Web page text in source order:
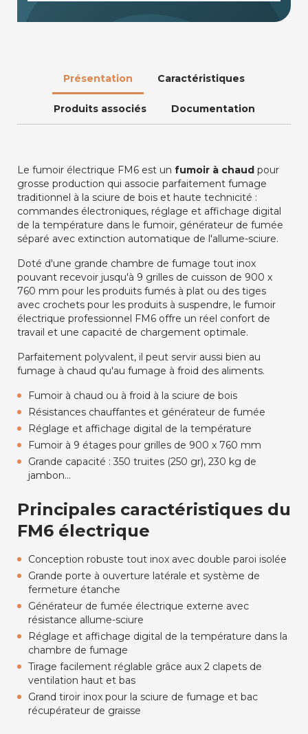
Présentation Caractéristiques
Produits associés Documentation
Le fumoir électrique FM6 est un fumoir à chaud pour
grosse production qui associe parfaitement fumage
traditionnel à la sciure de bois et haute technicité :
commandes électroniques, réglage et affichage digital
de la température dans le fumoir, générateur de fumée
séparé avec extinction automatique de l'allume-sciure.
Doté d'une grande chambre de fumage tout inox
pouvant recevoir jusqu'à 9 grilles de cuisson de 900 x
760 mm pour les produits fumés à plat ou des tiges
avec crochets pour les produits à suspendre, le fumoir
électrique professionnel FM6 offre un réel confort de
travail et une capacité de chargement optimale.
Parfaitement polyvalent, il peut servir aussi bien au
fumage à chaud qu'au fumage à froid des aliments.
Fumoir à chaud ou à froid à la sciure de bois
Résistances chauffantes et générateur de fumée
Réglage et affichage digital de la température
Fumoir à 9 étages pour grilles de 900 x 760 mm
Grande capacité : 350 truites (250 gr), 230 kg de
jambon...
Principales caractéristiques du
FM6 électrique
Conception robuste tout inox avec double paroi isolée
Grande porte à ouverture latérale et système de
fermeture étanche
Générateur de fumée électrique externe avec
résistance allume-sciure
Réglage et affichage digital de la température dans la
chambre de fumage
Tirage facilement réglable grâce aux 2 clapets de
ventilation haut et bas
Grand tiroir inox pour la sciure de fumage et bac
récupérateur de graisse